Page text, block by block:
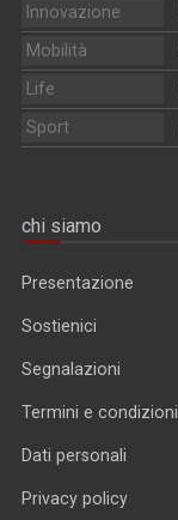
Innovazione
Mobilità
Life
Sport
chi siamo
Presentazione
Sostienici
Segnalazioni
Termini e condizioni
Dati personali
Privacy policy